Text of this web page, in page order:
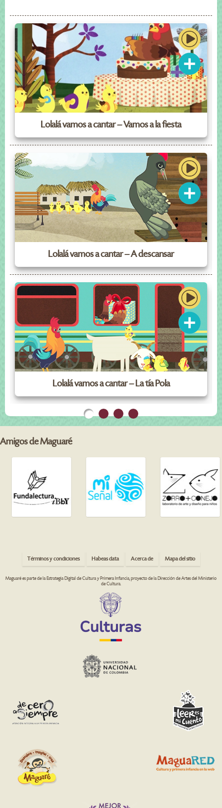
Lolalá vamos a cantar – Vamos a la fiesta
Lolalá vamos a cantar – A descansar
Lolalá vamos a cantar – La tía Pola
Amigos de Maguaré
Términos y condiciones Habeas data Acerca de Mapa del sitio
Maguaré es parte de la Estrategia Digital de Cultura y Primera Infancia, proyecto de la Dirección de Artes del Ministerio
de Cultura.